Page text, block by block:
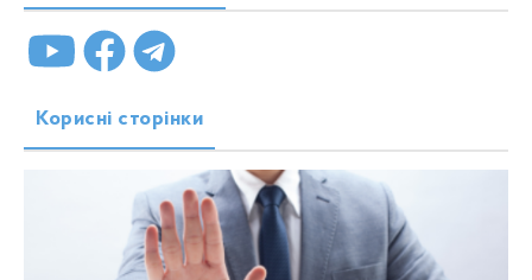
Корисні сторінки